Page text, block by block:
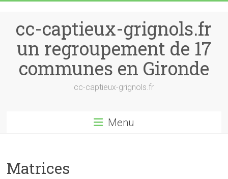
cc-captieux-grignols.fr
un regroupement de 17
communes en Gironde
cc-captieux-grignols.fr
Menu
Matrices